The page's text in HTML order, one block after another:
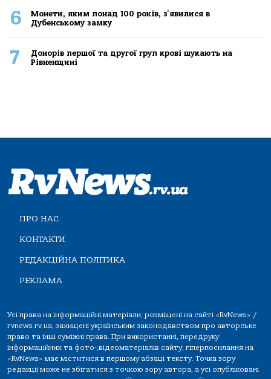
6
Монети, яким понад 100 років, з'явилися в
Дубенському замку
7
Донорів першої та другої груп крові шукають на
Рівненщині
ПРО НАС
КОНТАКТИ
РЕДАКЦІЙНА ПОЛІТИКА
РЕКЛАМА
Усі права на інформаційні матеріали, розміщені на сайті «RvNews» /
rvnews.rv.ua, захищені українським законодавством про авторське
право та інші суміжні права. При використанні, передруку
інформаційних та фото-,відеоматеріалів сайту, гіперпосилання на
«RvNews» має міститися в першому абзаці тексту. Точка зору
редакції може не збігатися з точкою зору автора, а усі опубліковані